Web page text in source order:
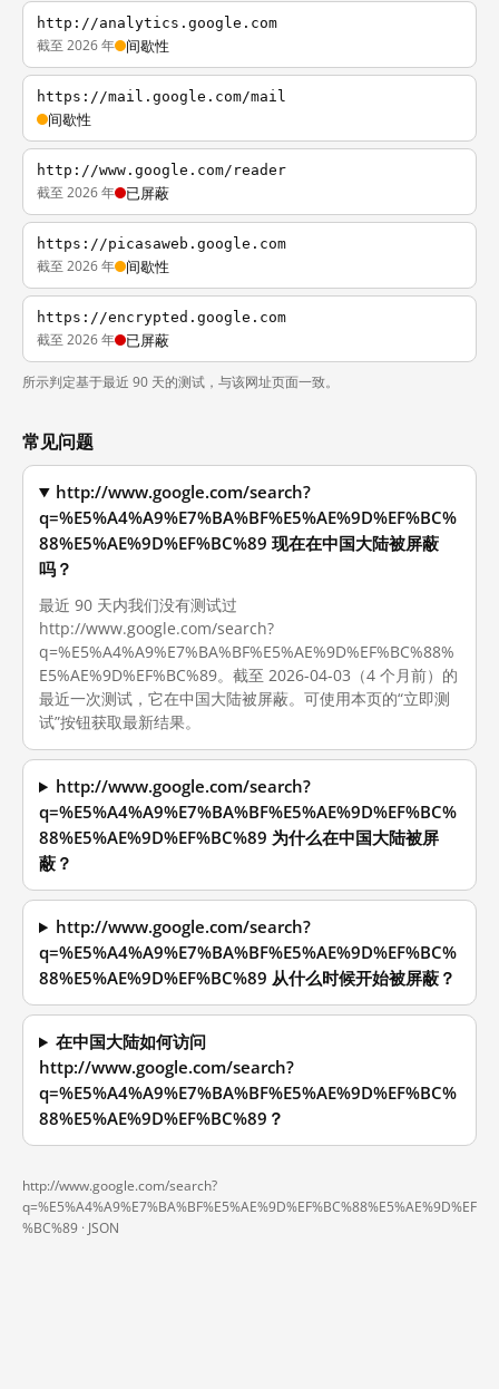
http://analytics.google.com
截至 2026 年 间歇性
https://mail.google.com/mail
间歇性
http://www.google.com/reader
截至 2026 年 已屏蔽
https://picasaweb.google.com
截至 2026 年 间歇性
https://encrypted.google.com
截至 2026 年 已屏蔽
所示判定基于最近 90 天的测试，与该网址页面一致。
常见问题
http://www.google.com/search?
q=%E5%A4%A9%E7%BA%BF%E5%AE%9D%EF%BC%
88%E5%AE%9D%EF%BC%89 现在在中国大陆被屏蔽
吗？
最近 90 天内我们没有测试过
http://www.google.com/search?
q=%E5%A4%A9%E7%BA%BF%E5%AE%9D%EF%BC%88%
E5%AE%9D%EF%BC%89。截至 2026-04-03（4 个月前）的
最近一次测试，它在中国大陆被屏蔽。可使用本页的“立即测
试”按钮获取最新结果。
http://www.google.com/search?
q=%E5%A4%A9%E7%BA%BF%E5%AE%9D%EF%BC%
88%E5%AE%9D%EF%BC%89 为什么在中国大陆被屏
蔽？
http://www.google.com/search?
q=%E5%A4%A9%E7%BA%BF%E5%AE%9D%EF%BC%
88%E5%AE%9D%EF%BC%89 从什么时候开始被屏蔽？
在中国大陆如何访问
http://www.google.com/search?
q=%E5%A4%A9%E7%BA%BF%E5%AE%9D%EF%BC%
88%E5%AE%9D%EF%BC%89？
http://www.google.com/search?
q=%E5%A4%A9%E7%BA%BF%E5%AE%9D%EF%BC%88%E5%AE%9D%EF
%BC%89 · JSON